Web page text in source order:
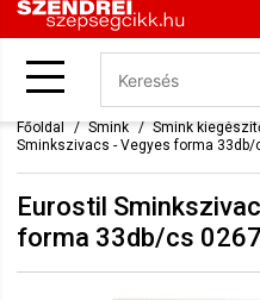
Főoldal Smink Smink
Sminkszivacs - Vegyes forma 33db/
Eurostil
forma 33db/cs